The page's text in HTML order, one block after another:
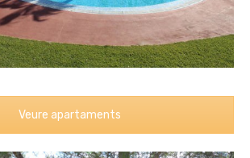
Veure apartaments